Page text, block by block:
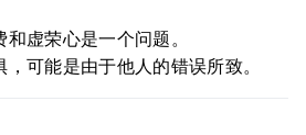
虚荣心是一个问题。
可能是由于他人的错误所致。